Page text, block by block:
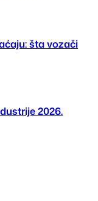
šta vozači
2026.